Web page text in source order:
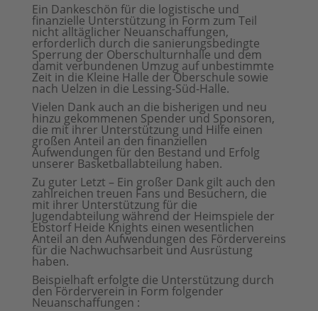
Ein Dankeschön für die logistische und
finanzielle Unterstützung in Form zum Teil
nicht alltäglicher Neuanschaffungen,
erforderlich durch die sanierungsbedingte
Sperrung der Oberschulturnhalle und dem
damit verbundenen Umzug auf unbestimmte
Zeit in die Kleine Halle der Oberschule sowie
nach Uelzen in die Lessing-Süd-Halle.
Vielen Dank auch an die bisherigen und neu
hinzu gekommenen Spender und Sponsoren,
die mit ihrer Unterstützung und Hilfe einen
großen Anteil an den finanziellen
Aufwendungen für den Bestand und Erfolg
unserer Basketballabteilung haben.
Zu guter Letzt – Ein großer Dank gilt auch den
zahlreichen treuen Fans und Besuchern, die
mit ihrer Unterstützung für die
Jugendabteilung während der Heimspiele der
Ebstorf Heide Knights einen wesentlichen
Anteil an den Aufwendungen des Fördervereins
für die Nachwuchsarbeit und Ausrüstung
haben.
Beispielhaft erfolgte die Unterstützung durch
den Förderverein in Form folgender
Neuanschaffungen :